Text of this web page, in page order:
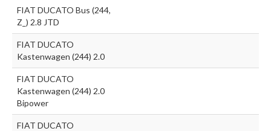
FIAT DUCATO Bus (244,
Z_) 2.8 JTD
FIAT DUCATO
Kastenwagen (244) 2.0
FIAT DUCATO
Kastenwagen (244) 2.0
Bipower
FIAT DUCATO